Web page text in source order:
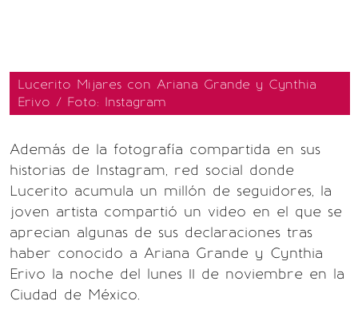
Lucerito Mijares con Ariana Grande y Cynthia
Erivo / Foto: Instagram
Además de la fotografía compartida en sus
historias de Instagram, red social donde
Lucerito acumula un millón de seguidores, la
joven artista compartió un video en el que se
aprecian algunas de sus declaraciones tras
haber conocido a Ariana Grande y Cynthia
Erivo la noche del lunes 11 de noviembre en la
Ciudad de México.